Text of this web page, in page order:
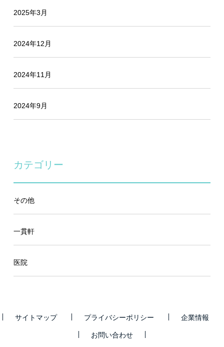
2025年3月
2024年12月
2024年11月
2024年9月
カテゴリー
その他
一貫軒
医院
サイトマップ プライバシーポリシー 企業情報
お問い合わせ